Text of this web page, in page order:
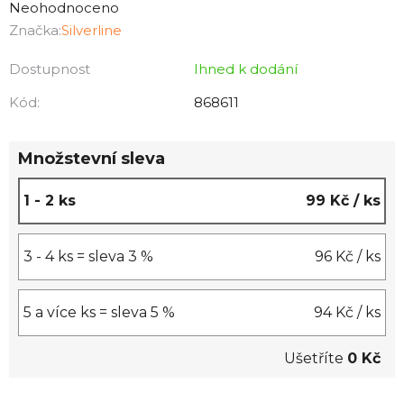
hodnocení
produktu
0,0
z
Neohodnoceno
Značka:Silverline
Dostupnost
Ihned k dodání
Kód:
868611
Množstevní sleva
1 - 2 ks 99 Kč / ks
3 - 4 ks = sleva 3 % 96 Kč / ks
5 a více ks = sleva 5 % 94 Kč / ks
Ušetříte 0 Kč